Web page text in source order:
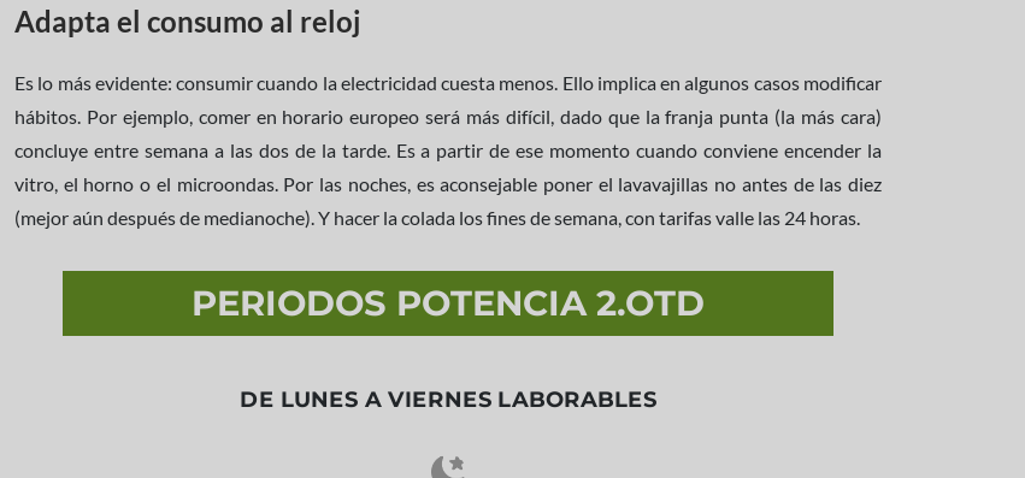
Adapta el consumo al reloj
Es lo más evidente: consumir cuando la electricidad cuesta menos. Ello implica en algunos casos modificar
hábitos. Por ejemplo, comer en horario europeo será más difícil, dado que la franja punta (la más cara)
concluye entre semana a las dos de la tarde. Es a partir de ese momento cuando conviene encender la
vitro, el horno o el microondas. Por las noches, es aconsejable poner el lavavajillas no antes de las diez
(mejor aún después de medianoche). Y hacer la colada los fines de semana, con tarifas valle las 24 horas.
PERIODOS POTENCIA 2.OTD
DE LUNES A VIERNES LABORABLES